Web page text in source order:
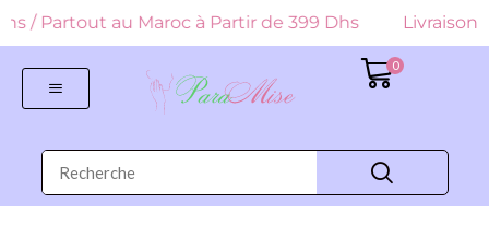
/ Partout au Maroc à Partir de 399 Dhs Livraison
0